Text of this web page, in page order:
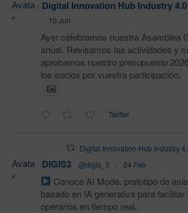
Avata
r
Digital Innovation Hub Industry 4.0
·
10 Jun
Ayer celebramos nuestra Asamblea
anual. Revisamos las actividades y
aprobamos nuestro presupuesto
los socios por vuestra participación.
Twitter
Digital Innovation Hub Industry
Avata
r
DIGIS3 @digis_3 · 24 Feb
Conoce AI Mode, prototipo de
basado en IA generativa para facilitar
operarios en tiempo real.